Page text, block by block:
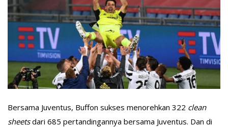
Bersama Juventus, Buffon sukses menorehkan 322 clean
sheetsdari 685 pertandingannya bersama Juventus. Dan di